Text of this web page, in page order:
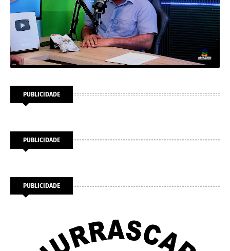
PUBLICIDADE
PUBLICIDADE
PUBLICIDADE